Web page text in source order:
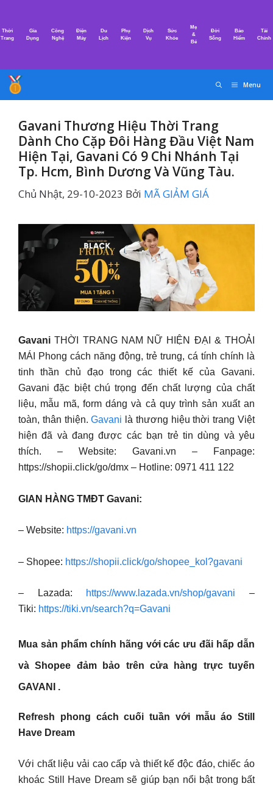
nội
Thời
Trang
Gia
Dụng
Công
Nghệ
Điện
Máy
Du
Lịch
Phụ
Kiện
Dịch
Vụ
Sức
Khỏe
Mẹ
&
Bé
Đời
Sống
Bảo
Hiểm
Tài
Chính
Menu
Gavani Thương Hiệu Thời Trang
Dành Cho Cặp Đôi Hàng Đầu Việt Nam
Hiện Tại, Gavani Có 9 Chi Nhánh Tại
Tp. Hcm, Bình Dương Và Vũng Tàu.
Chủ Nhật, 29-10-2023 Bởi MÃ GIẢM GIÁ
Gavani THỜI TRANG NAM NỮ HIỆN ĐẠI & THOẢI
MÁI Phong cách năng động, trẻ trung, cá tính chính là
tinh thần chủ đạo trong các thiết kế của Gavani.
Gavani đặc biệt chú trọng đến chất lượng của chất
liệu, mẫu mã, form dáng và cả quy trình sản xuất an
toàn, thân thiện.Gavani là thương hiệu thời trang Việt
hiện đã và đang được các bạn trẻ tin dùng và yêu
thích. – Website: Gavani.vn – Fanpage:
https://shopii.click/go/dmx – Hotline: 0971 411 122
GIAN HÀNG TMĐT Gavani:
– Website: https://gavani.vn
– Shopee: https://shopii.click/go/shopee_kol?gavani
– Lazada: https://www.lazada.vn/shop/gavani –
Tiki: https://tiki.vn/search?q=Gavani
Mua sản phẩm chính hãng với các ưu đãi hấp dẫn
và Shopee đảm bảo trên cửa hàng trực tuyến
GAVANI .
Refresh phong cách cuối tuần với mẫu áo Still
Have Dream
Với chất liệu vải cao cấp và thiết kế độc đáo, chiếc áo
khoác Still Have Dream sẽ giúp bạn nổi bật trong bất